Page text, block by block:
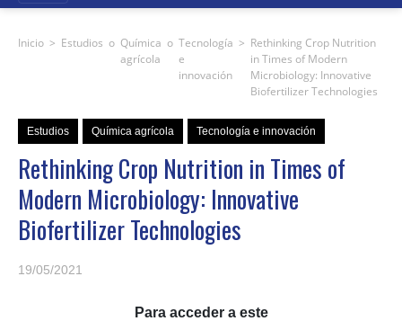
Inicio > Estudios o Química
agrícola
o Tecnología
e
innovación
> Rethinking Crop Nutrition
in Times of Modern
Microbiology: Innovative
Biofertilizer Technologies
Estudios Química agrícola Tecnología e innovación
Rethinking Crop Nutrition in Times of
Modern Microbiology: Innovative
Biofertilizer Technologies
19/05/2021
Para acceder a este